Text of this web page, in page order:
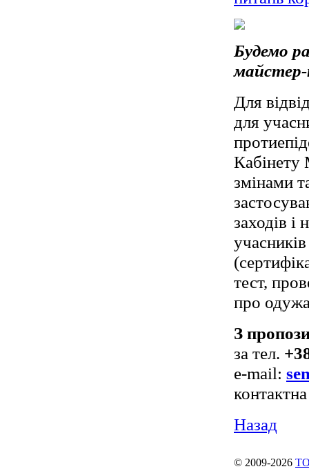
Будемо
Для
для
Кабінету
змінами
заходів і
тест,
про
З
за тел.
e-mail:
Назад
© 2009-2026